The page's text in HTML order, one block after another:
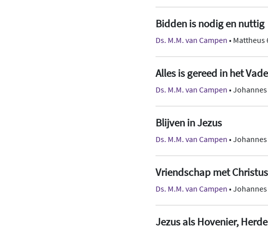
Bidden is nodig en nuttig
Ds. M.M. van Campen • Mattheus
Alles is gereed in het
Ds. M.M. van Campen • Johannes
Blijven in Jezus
Ds. M.M. van Campen • Johannes
Vriendschap met Christus
Ds. M.M. van Campen • Johannes
Jezus als Hovenier,